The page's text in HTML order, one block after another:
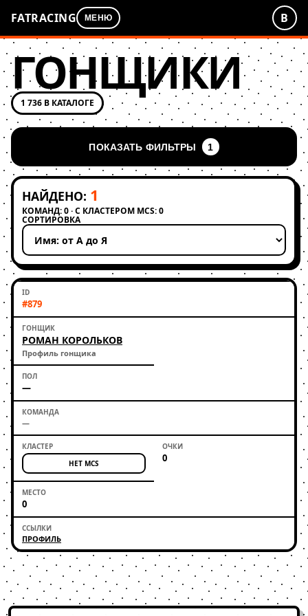
FATRACING МЕНЮ В
ГОНЩИКИ
1 736 В КАТАЛОГЕ
ПОКАЗАТЬ ФИЛЬТРЫ 1
НАЙДЕНО: 1
КОМАНД: 0 · С КЛАСТЕРОМ MCS: 0
СОРТИРОВКА
Применить сортировку
#879
РОМАН КОРОЛЬКОВ
Профиль гонщика
—
—
НЕТ MCS 0
0
ПРОФИЛЬ